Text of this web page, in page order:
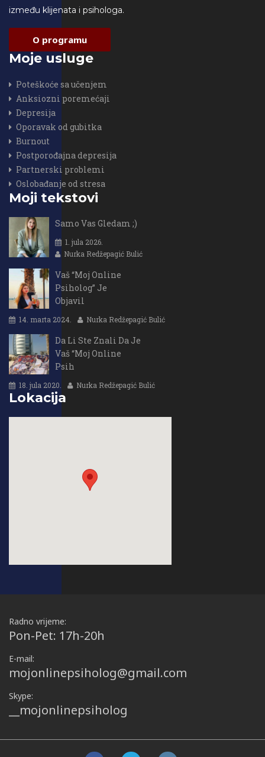
između klijenata i psihologa.
O programu
Moje usluge
Poteškoće sa učenjem
Anksiozni poremećaji
Depresija
Oporavak od gubitka
Burnout
Postporođajna depresija
Partnerski problemi
Oslobađanje od stresa
Moji tekstovi
Samo Vas Gledam ;)
1. jula 2026.
Nurka Redžepagić Bulić
Vaš “Moj Online
Psiholog” Je
Objavil
14. marta 2024. Nurka Redžepagić Bulić
Da Li Ste Znali Da Je
Vaš “Moj Online
Psih
18. jula 2020. Nurka Redžepagić Bulić
Lokacija
Radno vrijeme:
Pon-Pet: 17h-20h
E-mail:
mojonlinepsiholog@gmail.com
Skype:
__mojonlinepsiholog